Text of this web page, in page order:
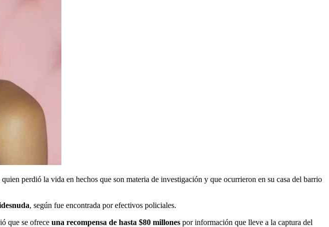
quien perdió la vida en hechos que son materia de investigación y que ocurrieron en su casa del barrio
, según fue encontrada por efectivos policiales.
que se ofrece una recompensa de hasta $80 millones por información que lleve a la captura del